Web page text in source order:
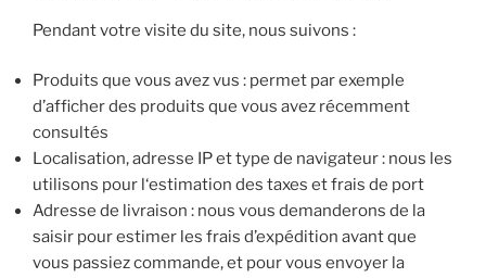
Pendant votre visite du site, nous suivons :
Produits que vous avez vus : permet par exemple
d’afficher des produits que vous avez récemment
consultés
Localisation, adresse IP et type de navigateur : nous les
utilisons pour l‘estimation des taxes et frais de port
Adresse de livraison : nous vous demanderons de la
saisir pour estimer les frais d’expédition avant que
vous passiez commande, et pour vous envoyer la